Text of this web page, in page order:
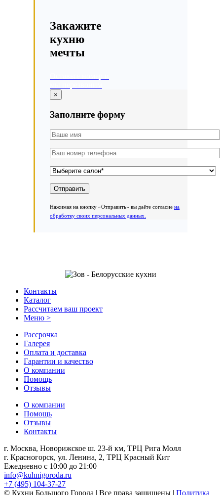
Закажите
кухню
мечты
×
Заполните форму
Нажимая на кнопку «Отправить» вы даёте согласие на
обработку своих персональных данных.
Контакты
Каталог
Рассчитаем ваш проект
Меню >
Рассрочка
Галерея
Оплата и доставка
Гарантии и качество
О компании
Помощь
Отзывы
О компании
Помощь
Отзывы
Контакты
г. Москва, Новорижское ш. 23-й км, ТРЦ Рига Молл
г. Красногорск, ул. Ленина, 2, ТРЦ Красный Кит
Ежедневно с 10:00 до 21:00
info@kuhnigoroda.ru
+7 (495) 104-37-27
© Кухни Большого Города | Все права защищены | Политика